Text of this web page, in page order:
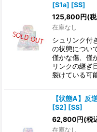
[S1a] [SS]
125,800円(
在庫なし
シュリンク付
の状態につい
僅かな傷、僅
リンクの継ぎ
裂けている可
【状態A】反
[S2] [SS]
62,800円(税
在庫なし